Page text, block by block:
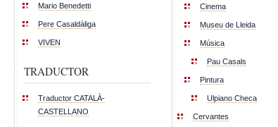
Mario Benedetti
Pere Casaldàliga
VIVEN
TRADUCTOR
Traductor CATALÀ-
CASTELLANO
Cinema
Museu de Lleida
Música
Pau Casals
Pintura
Ulpiano Checa
Cervantes